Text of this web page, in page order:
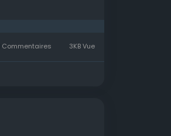
Commentaires 3KB Vue